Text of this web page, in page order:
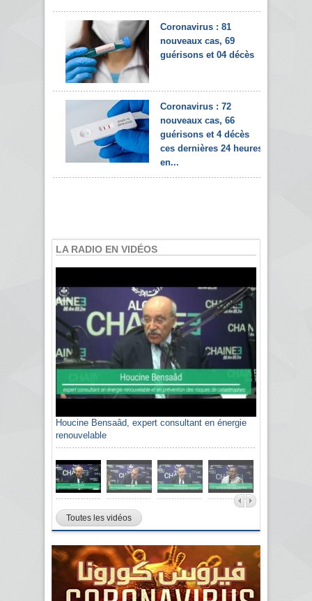
Coronavirus : 81
nouveaux cas, 69
guérisons et 04 décès
Coronavirus : 72
nouveaux cas, 66
guérisons et 4 décès
ces dernières 24 heures
en...
LA RADIO EN VIDÉOS
Houcine Bensaâd, expert consultant en énergie
renouvelable
Toutes les vidéos